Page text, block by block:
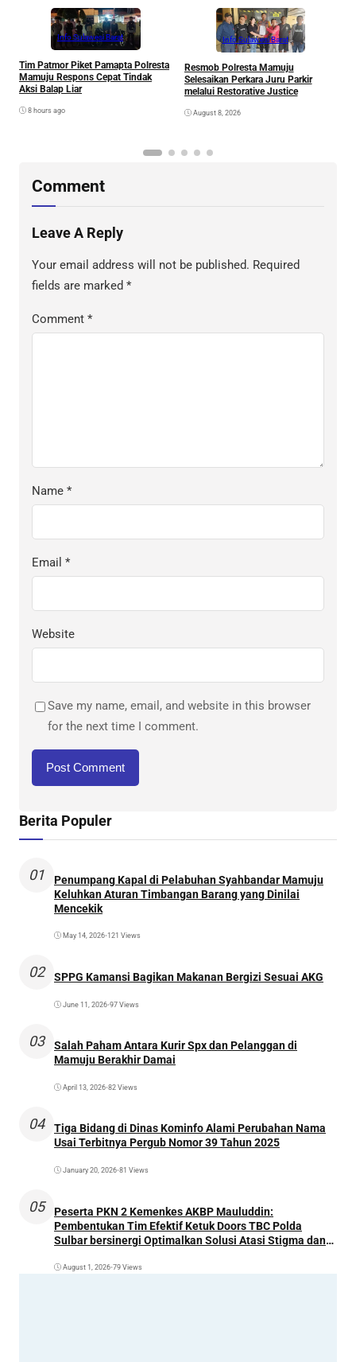
Info Sulawesi Barat
Tim Patmor Piket Pamapta Polresta
Mamuju Respons Cepat Tindak
Aksi Balap Liar
8 hours ago
Info Sulawesi Barat
Resmob Polresta Mamuju
Selesaikan Perkara Juru Parkir
melalui Restorative Justice
August 8, 2026
Comment
Leave A Reply
Your email address will not be published. Required
fields are marked *
Comment *
Name *
Email *
Website
Save my name, email, and website in this browser
for the next time I comment.
Berita Populer
01
Penumpang Kapal di Pelabuhan Syahbandar Mamuju
Keluhkan Aturan Timbangan Barang yang Dinilai
Mencekik
May 14, 2026•121 Views
02 SPPG Kamansi Bagikan Makanan Bergizi Sesuai AKG
June 11, 2026•97 Views
03
Salah Paham Antara Kurir Spx dan Pelanggan di
Mamuju Berakhir Damai
April 13, 2026•82 Views
04
Tiga Bidang di Dinas Kominfo Alami Perubahan Nama
Usai Terbitnya Pergub Nomor 39 Tahun 2025
January 20, 2026•81 Views
05
Peserta PKN 2 Kemenkes AKBP Mauluddin:
Pembentukan Tim Efektif Ketuk Doors TBC Polda
Sulbar bersinergi Optimalkan Solusi Atasi Stigma dan
August 1, 2026•79 Views